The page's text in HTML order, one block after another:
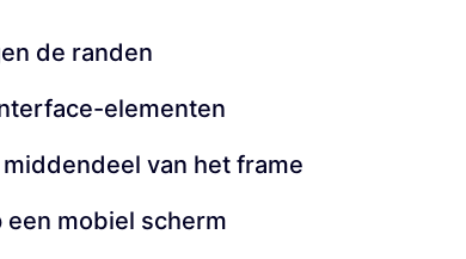
de randen
elementen
van het frame
mobiel scherm